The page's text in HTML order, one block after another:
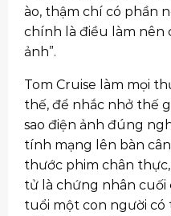
ào, thậm chí có phần
chính là điều làm nên
ảnh”.
Tom Cruise làm mọi
thế, để nhắc nhở thế
sao điện ảnh đúng
tính mạng lên bàn
thước phim chân
tử là chứng nhân
tuổi một con người có